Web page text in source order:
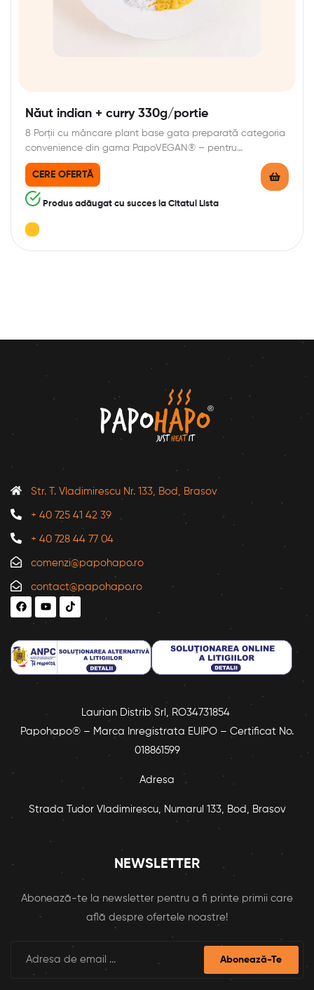
Năut indian + curry 330g/portie
8 Porții cu mâncare plant base gata preparată categoria
convenience din gama PapoVEGAN® – pentru…
CERE OFERTĂ
Produs adăugat cu succes la Citatul Lista
Str. T. Vladimirescu Nr. 133, Bod, Brasov
+ 40 725 41 42 39
+ 40 728 44 77 04
comenzi@papohapo.ro
contact@papohapo.ro
Laurian Distrib Srl, RO34731854
Papohapo® – Marca Inregistrata EUIPO – Certificat No.
018861599
Adresa
Strada Tudor Vladimirescu, Numarul 133, Bod, Brasov
NEWSLETTER
Abonează-te la newsletter pentru a fi printe primii care
află despre ofertele noastre!
Abonează-Te